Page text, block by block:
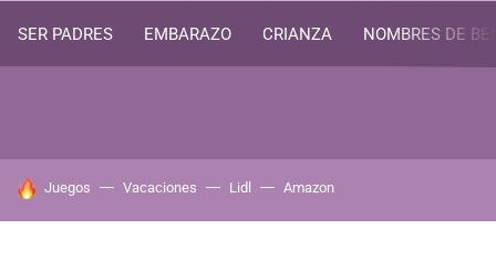
SER PADRES EMBARAZO CRIANZA NOMBRES DE
HOY SE HABLA DE
Juegos Vacaciones Lidl Amazon